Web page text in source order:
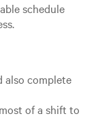
schedule
also complete
of a shift to